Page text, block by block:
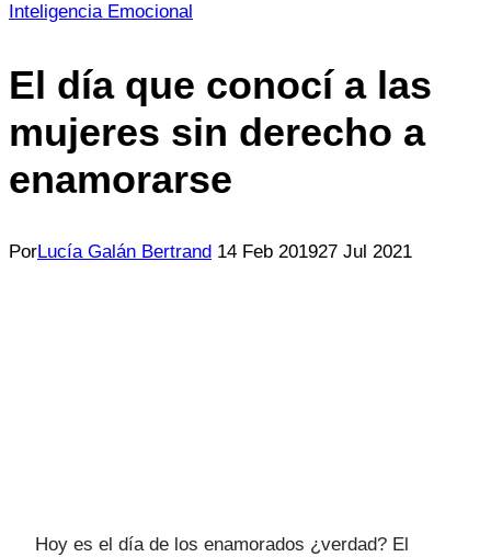
Inteligencia Emocional
El día que conocí a las
mujeres sin derecho a
enamorarse
PorLucía Galán Bertrand 14 Feb 201927 Jul 2021
Hoy es el día de los enamorados ¿verdad? El